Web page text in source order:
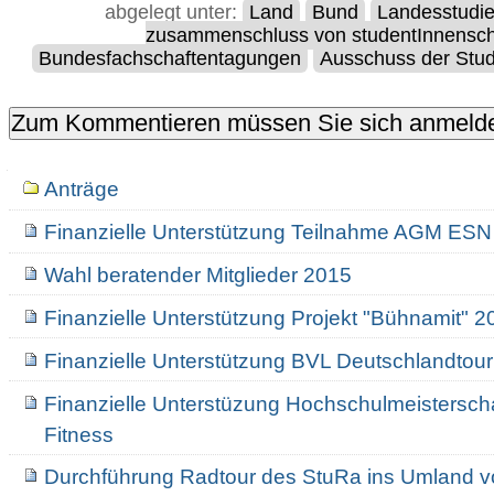
abgelegt unter: Land Bund
zusammenschluss von
Bundesfachschaftentagungen
Ausschuss der
NavigationAnträge
Finanzielle Unterstützung Teilnahme AGM
Wahl beratender Mitglieder 2015
Finanzielle Unterstützung Projekt "Bühnamit"
Finanzielle Unterstützung BVL
Finanzielle Unterstüzung
Fitness
Durchführung Radtour des StuRa ins Umland